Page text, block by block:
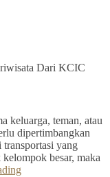
Dari KCIC
keluarga, teman, atau
dipertimbangkan
transportasi yang
besar, maka